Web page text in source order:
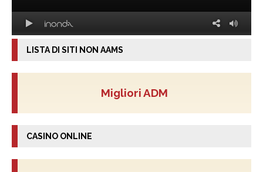
LISTA DI SITI NON AAMS
Migliori ADM
CASINO ONLINE